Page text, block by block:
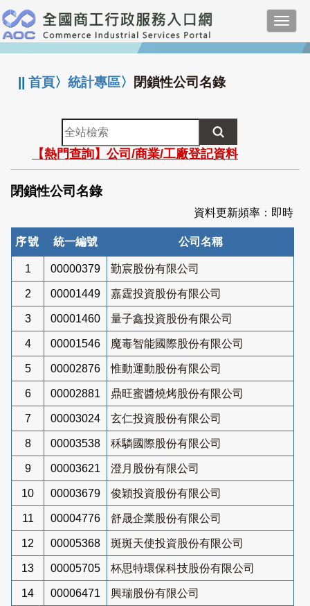
跳
到
主
要
:::
||首頁〉統計專區〉 閉鎖性公司名錄
全
站
檢
索
【熱門查詢】公司/商業/工廠登記資料
閉鎖性公司名錄
資料更新頻率：即時
序號 統一編號 公司名稱
1 00000379 勤宸股份有限公司
2 00001449 嘉霆投資股份有限公司
3 00001460 量子鑫投資股份有限公司
4 00001546 魔毒智能國際股份有限公司
5 00002876 惟動運動股份有限公司
6 00002881 鼎旺蜜醬燒烤股份有限公司
7 00003024 玄仁投資股份有限公司
8 00003538 秝驎國際股份有限公司
9 00003621 澄月股份有限公司
10 00003679 俊穎投資股份有限公司
11 00004776 舒晟企業股份有限公司
12 00005368 斑斑天使投資股份有限公司
13 00005705 杯思特環保科技股份有限公司
14 00006471 興瑞股份有限公司